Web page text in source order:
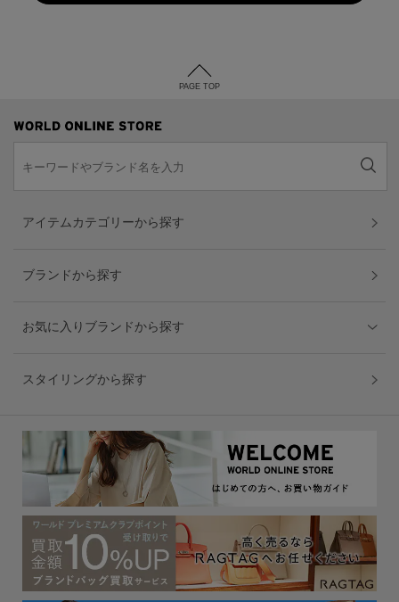
PAGE TOP
アイテムカテゴリーから探す
ブランドから探す
お気に入りブランドから探す
スタイリングから探す